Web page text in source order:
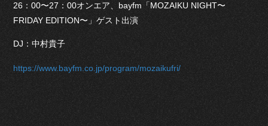
26：00〜27：00オンエア、bayfm「MOZAIKU NIGHT〜
FRIDAY EDITION〜」ゲスト出演
DJ：中村貴子
https://www.bayfm.co.jp/program/mozaikufri/